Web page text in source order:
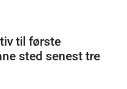
til første
sted senest tre